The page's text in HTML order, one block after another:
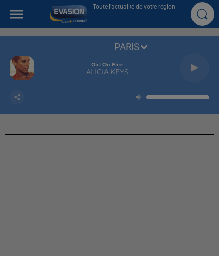
Toute l'actualité de votre région
Girl On Fire
ALICIA KEYS
PARIS